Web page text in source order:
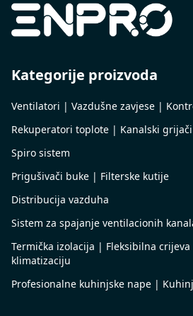
Kategorije proizvoda
Ventilatori | Vazdušne zavjese |
Rekuperatori toplote | Kanalski grijači
Spiro sistem
Prigušivači buke | Filterske kutije
Distribucija vazduha
Sistem za spajanje ventilacionih
Termička izolacija | Fleksibilna
klimatizaciju
Profesionalne kuhinjske nape |